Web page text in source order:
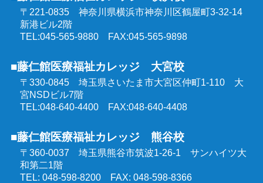
医療的ケア教員講習会
埼玉県委託 公共職業訓練
群馬県委託 公共職業訓練
東京都委託 公共職業訓練
社会福祉士受験対策講座（オンラインコース）
精神保健福祉士受験対策講座（オンラインコース）
〒221-0835 神奈川県横浜市神奈川区鶴屋町3-32-14
新港ビル2階
TEL:045-565-9880 FAX:045-565-9898
■藤仁館医療福祉カレッジ 大宮校
〒330-0845 埼玉県さいたま市大宮区仲町1-110 大
宮NSDビル7階
TEL:048-640-4400 FAX:048-640-4408
■藤仁館医療福祉カレッジ 熊谷校
〒360-0037 埼玉県熊谷市筑波1-26-1 サンハイツ大
和第二1階
TEL: 048-598-8200 FAX: 048-598-8366